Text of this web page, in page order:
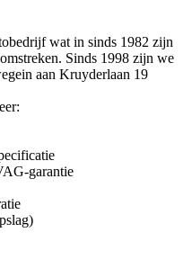
wat in sinds 1982 zijn
Sinds 1998 zijn we
aan Kruyderlaan 19
garantie